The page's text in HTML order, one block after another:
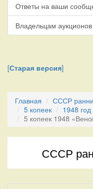
Ответы на ваши
Владельцам аукционов
[Старая версия]
Главная СССР
5 копеек
1948 год
5 копеек 1948
СССР